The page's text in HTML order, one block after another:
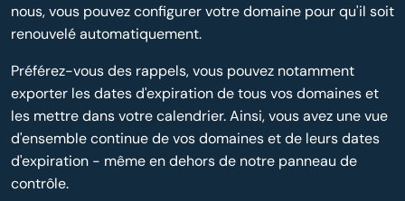
nous, vous pouvez configurer votre domaine pour qu'il soit
renouvelé automatiquement.
Préférez-vous des rappels, vous pouvez notamment
exporter les dates d'expiration de tous vos domaines et
les mettre dans votre calendrier. Ainsi, vous avez une vue
d'ensemble continue de vos domaines et de leurs dates
d'expiration - même en dehors de notre panneau de
contrôle.